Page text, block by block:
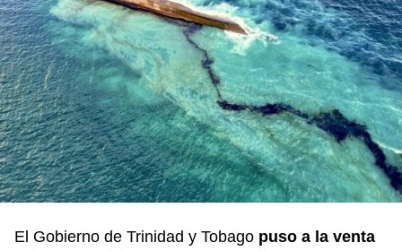
El Gobierno de Trinidad y Tobago puso a la venta